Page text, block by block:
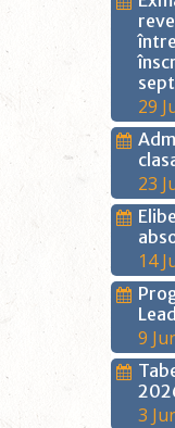
29
23
14
9
3